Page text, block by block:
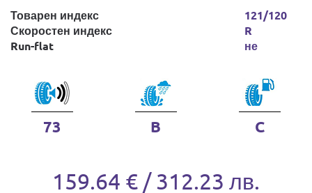
Товарен индекс
Скоростен индекс
Run-flat
121/120
R
не
73 B C
159.64 € / 312.23 лв.